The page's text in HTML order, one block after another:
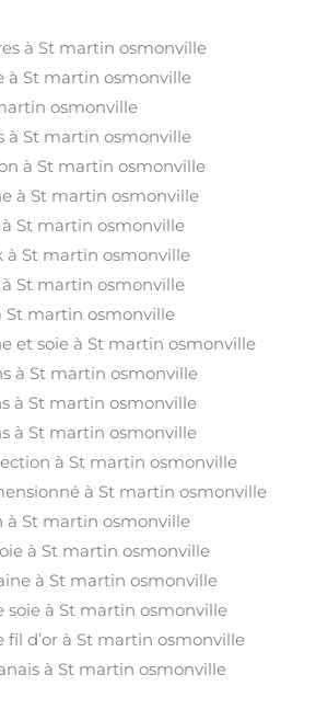
à St martin osmonville
à St martin osmonville
osmonville
à St martin osmonville
à St martin osmonville
à St martin osmonville
à St martin osmonville
à St martin osmonville
à St martin osmonville
St martin osmonville
et soie à St martin osmonville
à St martin osmonville
à St martin osmonville
à St martin osmonville
à St martin osmonville
à St martin osmonville
à St martin osmonville
à St martin osmonville
à St martin osmonville
soie à St martin osmonville
fil d’or à St martin osmonville
à St martin osmonville